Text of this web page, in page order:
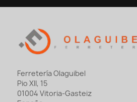
Ferretería Olaguibel
Pio XII, 15
01004 Vitoria-Gasteiz